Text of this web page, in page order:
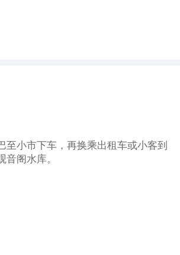
至小市下车，再换乘出租车或小客到
音阁水库。